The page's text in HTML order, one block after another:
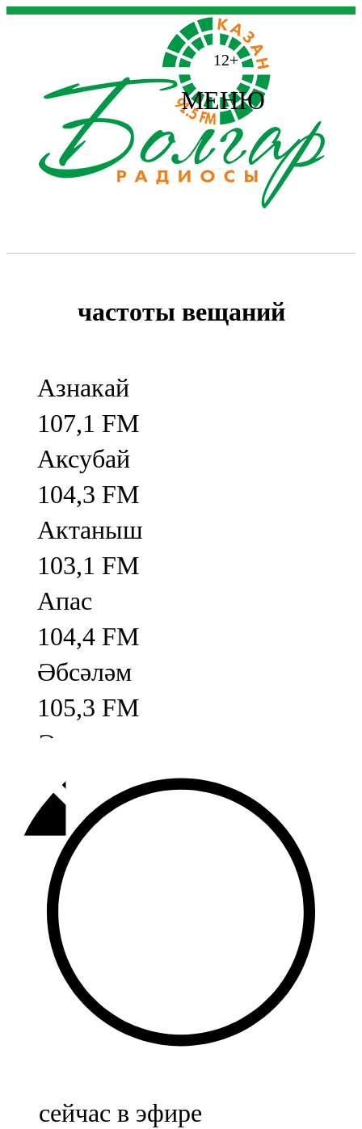
12+
МЕНЮ
частоты вещаний
Азнакай
107,1 FM
Аксубай
104,3 FM
Актаныш
103,1 FM
Апас
104,4 FM
Әбсәләм
105,3 FM
Әлмәт
92,9 FM
Базарлы матак
107,1 FM
Балык бистәсе
104,9 FM
Баулы
107,5 FM
Биләр
Болгар
сейчас в эфире